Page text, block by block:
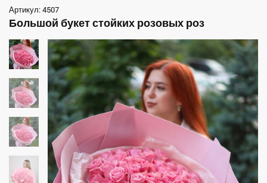
Артикул: 4507
Большой букет стойких розовых роз